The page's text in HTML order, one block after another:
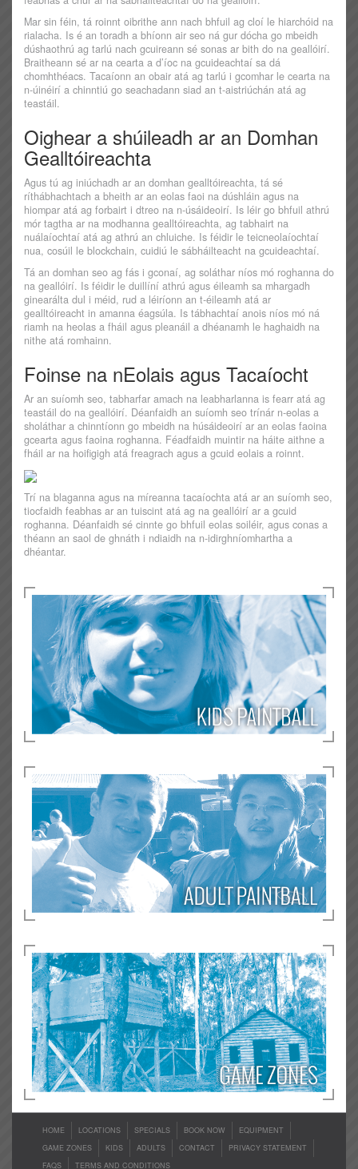
Mar sin féin, tá roinnt oibrithe ann nach bhfuil ag cloí le hiarchóid na
rialacha. Is é an toradh a bhíonn air seo ná gur dócha go mbeidh
dúshaothrú ag tarlú nach gcuireann sé sonas ar bith do na geallóirí.
Braitheann sé ar na cearta a d’íoc na gcuideachtaí sa dá
chomhthéacs. Tacaíonn an obair atá ag tarlú i gcomhar le cearta na
n-úinéirí a chinntiú go seachadann siad an t-aistriúchán atá ag
teastáil.
Oighear a shúileadh ar an Domhan
Gealltóireachta
Agus tú ag iniúchadh ar an domhan gealltóireachta, tá sé
ríthábhachtach a bheith ar an eolas faoi na dúshláin agus na
hiompar atá ag forbairt i dtreo na n-úsáideoirí. Is léir go bhfuil athrú
mór tagtha ar na modhanna gealltóireachta, ag tabhairt na
nuálaíochtaí atá ag athrú an chluiche. Is féidir le teicneolaíochtaí
nua, cosúil le blockchain, cuidiú le sábháilteacht na gcuideachtaí.
Tá an domhan seo ag fás i gconaí, ag soláthar níos mó roghanna do
na geallóirí. Is féidir le duillíní athrú agus éileamh sa mhargadh
ginearálta dul i méid, rud a léiríonn an t-éileamh atá ar
gealltóireacht in amanna éagsúla. Is tábhachtaí anois níos mó ná
riamh na heolas a fháil agus pleanáil a dhéanamh le haghaidh na
nithe atá romhainn.
Foinse na nEolais agus Tacaíocht
Ar an suíomh seo, tabharfar amach na leabharlanna is fearr atá ag
teastáil do na geallóirí. Déanfaidh an suíomh seo trínár n-eolas a
sholáthar a chinntíonn go mbeidh na húsáideoirí ar an eolas faoina
gcearta agus faoina roghanna. Féadfaidh muintir na háite aithne a
fháil ar na hoifigigh atá freagrach agus a gcuid eolais a roinnt.
Trí na blaganna agus na míreanna tacaíochta atá ar an suíomh seo,
tiocfaidh feabhas ar an tuiscint atá ag na geallóirí ar a gcuid
roghanna. Déanfaidh sé cinnte go bhfuil eolas soiléir, agus conas a
théann an saol de ghnáth i ndiaidh na n-idirghníomhartha a
dhéantar.
HOME LOCATIONS SPECIALS BOOK NOW
EQUIPMENT
GAME ZONES
KIDS ADULTS CONTACT
PRIVACY STATEMENT
FAQS
TERMS AND CONDITIONS